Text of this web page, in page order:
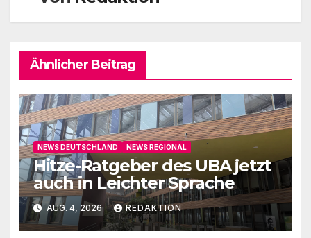
Ähnlicher Beitrag
NEWS DEUTSCHLAND NEWS REGIONAL
Hitze-Ratgeber des UBA jetzt
auch in Leichter Sprache
AUG. 4, 2026 REDAKTION